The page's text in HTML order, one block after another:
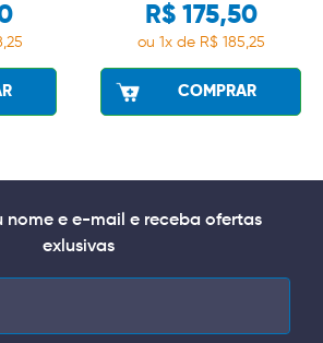
R$ 175,50
ou 1x de R$ 185,25
COMPRAR
nome e e-mail e receba ofertas
exlusivas